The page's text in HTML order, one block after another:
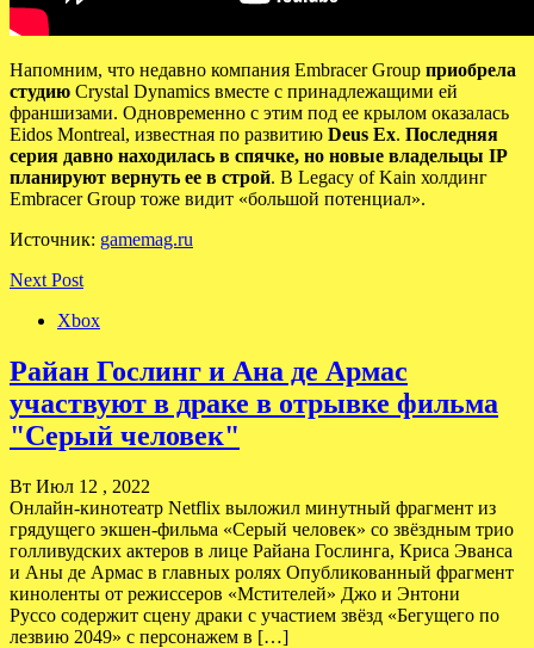
Напомним, что недавно компания Embracer Group приобрела
студию Crystal Dynamics вместе с принадлежащими ей
франшизами. Одновременно с этим под ее крылом оказалась
Eidos Montreal, известная по развитию Deus Ex. Последняя
серия давно находилась в спячке, но новые владельцы IP
планируют вернуть ее в строй. В Legacy of Kain холдинг
Embracer Group тоже видит «большой потенциал».
Источник: gamemag.ru
Next Post
Xbox
Райан Гослинг и Ана де Армас
участвуют в драке в отрывке фильма
"Серый человек"
Вт Июл 12 , 2022
Онлайн-кинотеатр Netflix выложил минутный фрагмент из
грядущего экшен-фильма «Серый человек» со звёздным трио
голливудских актеров в лице Райана Гослинга, Криса Эванса
и Аны де Армас в главных ролях Опубликованный фрагмент
киноленты от режиссеров «Мстителей» Джо и Энтони
Руссо содержит сцену драки с участием звёзд «Бегущего по
лезвию 2049» с персонажем в […]